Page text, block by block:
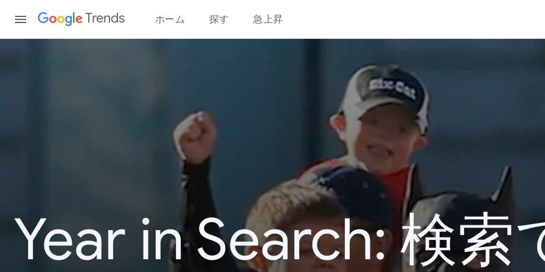
Trends ホーム 探す 急上昇
Year in Search: 検